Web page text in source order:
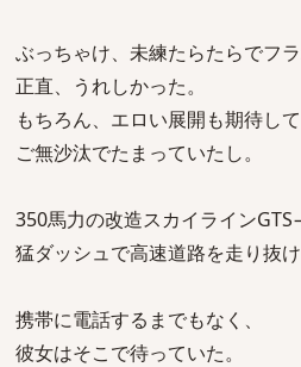
ぶっちゃけ、未練たらたらでフラ
正直、うれしかった。
もちろん、エロい展開も期待して
ご無沙汰でたまっていたし。
350馬力の改造スカイライン
猛ダッシュで高速道路を走り抜け
携帯に電話するまでもなく、
彼女はそこで待っていた。